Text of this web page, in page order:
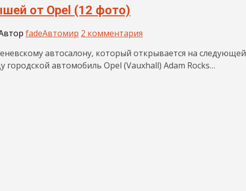
от Opel (12 фото)
fadeАвтомир 2 комментария
автосалону, который открывается на следующей
автомобиль Opel (Vauxhall) Adam Rocks…